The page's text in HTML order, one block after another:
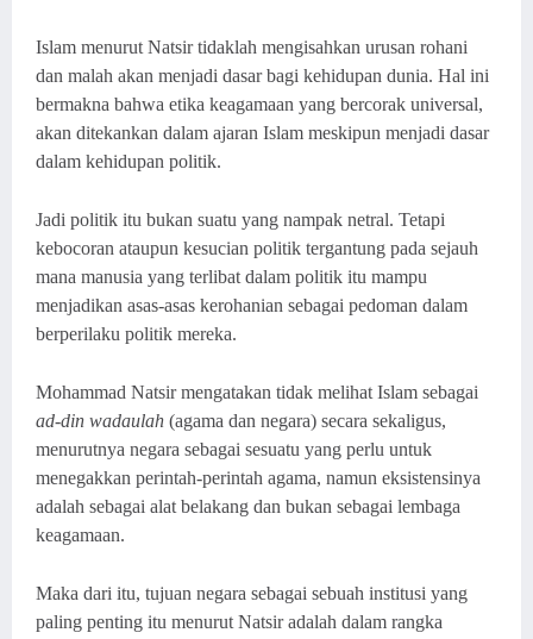
Islam menurut Natsir tidaklah mengisahkan urusan rohani
dan malah akan menjadi dasar bagi kehidupan dunia. Hal ini
bermakna bahwa etika keagamaan yang bercorak universal,
akan ditekankan dalam ajaran Islam meskipun menjadi dasar
dalam kehidupan politik.
Jadi politik itu bukan suatu yang nampak netral. Tetapi
kebocoran ataupun kesucian politik tergantung pada sejauh
mana manusia yang terlibat dalam politik itu mampu
menjadikan asas-asas kerohanian sebagai pedoman dalam
berperilaku politik mereka.
Mohammad Natsir mengatakan tidak melihat Islam sebagai
ad-din wadaulah (agama dan negara) secara sekaligus,
menurutnya negara sebagai sesuatu yang perlu untuk
menegakkan perintah-perintah agama, namun eksistensinya
adalah sebagai alat belakang dan bukan sebagai lembaga
keagamaan.
Maka dari itu, tujuan negara sebagai sebuah institusi yang
paling penting itu menurut Natsir adalah dalam rangka